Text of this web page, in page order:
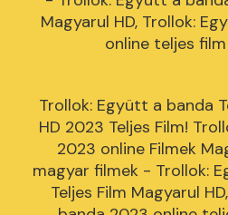
Magyarul HD, Trollok:
online teljes
Trollok: Együtt a banda
HD 2023 Teljes Film!
2023 online Filmek
magyar filmek - Trollok:
Teljes Film Magyarul